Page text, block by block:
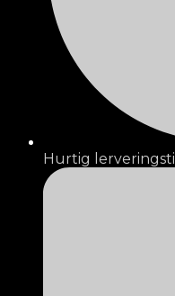
Hurtig